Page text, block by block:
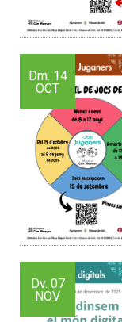
Dm. 14
OCT
Dv. 07
NOV